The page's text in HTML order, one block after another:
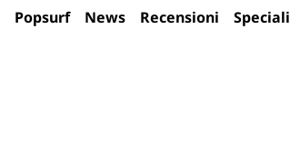
Popsurf News Recensioni Speciali